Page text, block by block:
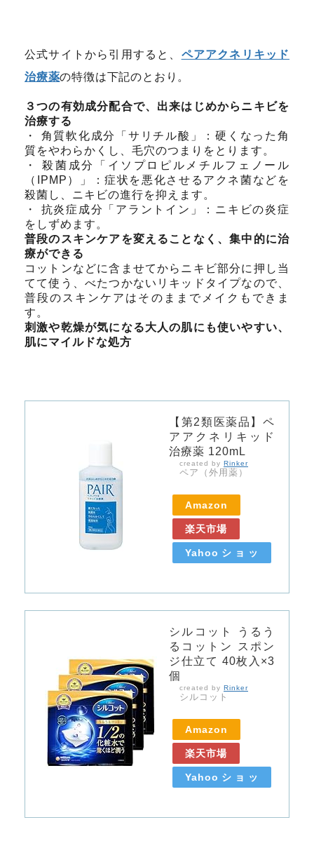
公式サイトから引用すると、 ペアアクネリキッド
治療薬の特徴は下記のとおり。
３つの有効成分配合で、出来はじめからニキビを
治療する
・ 角質軟化成分「サリチル酸」：硬くなった角
質をやわらかくし、毛穴のつまりをとります。
・ 殺菌成分「イソプロピルメチルフェノール
（IPMP）」：症状を悪化させるアクネ菌などを
殺菌し、ニキビの進行を抑えます。
・ 抗炎症成分「アラントイン」：ニキビの炎症
をしずめます。
普段のスキンケアを変えることなく、集中的に治
療ができる
コットンなどに含ませてからニキビ部分に押し当
てて使う、べたつかないリキッドタイプなので、
普段のスキンケアはそのままでメイクもできま
す。
刺激や乾燥が気になる大人の肌にも使いやすい、
肌にマイルドな処方
【第2類医薬品】ペ
アアクネリキッド
治療薬 120mL
created by Rinker
ペア（外用薬）
Amazon
楽天市場
Yahooショッ
シルコット うるう
るコットン スポン
ジ仕立て 40枚入×3
個
created by Rinker
シルコット
Amazon
楽天市場
Yahooショッ